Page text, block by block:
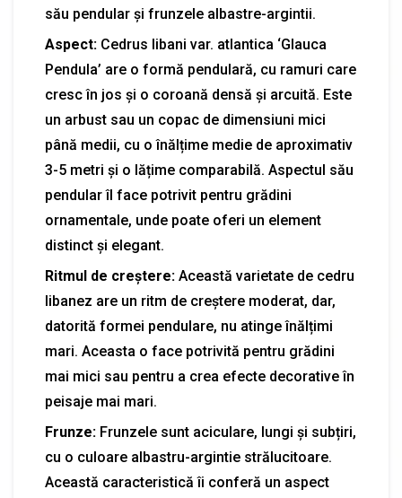
său pendular și frunzele albastre-argintii.
Aspect: Cedrus libani var. atlantica ‘Glauca
Pendula’ are o formă pendulară, cu ramuri care
cresc în jos și o coroană densă și arcuită. Este
un arbust sau un copac de dimensiuni mici
până medii, cu o înălțime medie de aproximativ
3-5 metri și o lățime comparabilă. Aspectul său
pendular îl face potrivit pentru grădini
ornamentale, unde poate oferi un element
distinct și elegant.
Ritmul de creștere: Această varietate de cedru
libanez are un ritm de creștere moderat, dar,
datorită formei pendulare, nu atinge înălțimi
mari. Aceasta o face potrivită pentru grădini
mai mici sau pentru a crea efecte decorative în
peisaje mai mari.
Frunze: Frunzele sunt aciculare, lungi și subțiri,
cu o culoare albastru-argintie strălucitoare.
Această caracteristică îi conferă un aspect